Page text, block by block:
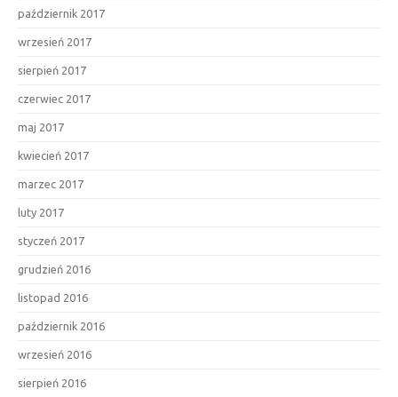
październik 2017
wrzesień 2017
sierpień 2017
czerwiec 2017
maj 2017
kwiecień 2017
marzec 2017
luty 2017
styczeń 2017
grudzień 2016
listopad 2016
październik 2016
wrzesień 2016
sierpień 2016